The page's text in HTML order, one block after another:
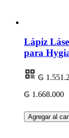
Lápiz
para
₲
₲ 1.668.000
Agregar al